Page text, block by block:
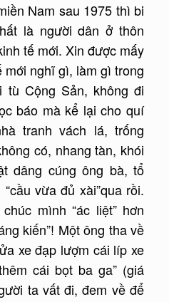
Nam sau 1975 thì bi
là người dân ở thôn
tế mới. Xin được mấy
mới nghĩ gì, làm gì trong
tù Cộng Sản, không đi
báo mà kể lại cho quí
tranh vách lá, trống
có, nhang tàn, khói
dâng cúng ông bà, tổ
vừa đủ xài”qua rồi.
mình “ác liệt” hơn
kiến”! Một ông tha về
xe đạp lượm cái líp xe
cái bọt ba ga” (giá
ta vất đi, đem về để